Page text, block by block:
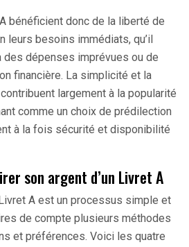
bénéficient donc de la liberté de
leurs besoins immédiats, qu’il
des dépenses imprévues ou de
financière. La simplicité et la
largement à la popularité
comme un choix de prédilection
à la fois sécurité et disponibilité
son argent d’un Livret A
Livret A est un processus simple et
de compte plusieurs méthodes
et préférences. Voici les quatre